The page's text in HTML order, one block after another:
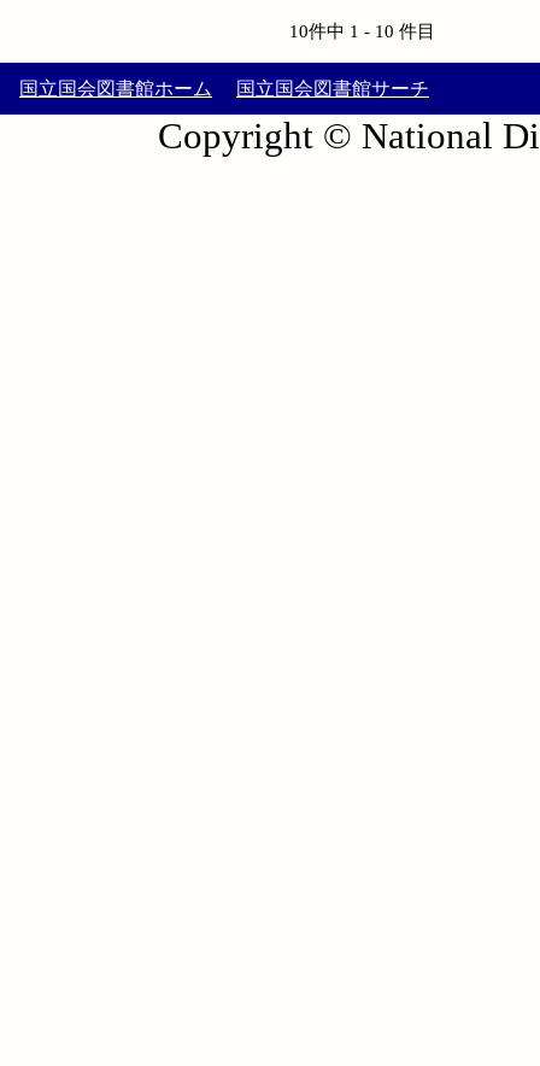
10件中 1 - 10 件目
国立国会図書館ホーム 国立国会図書館サーチ
Copyright © National